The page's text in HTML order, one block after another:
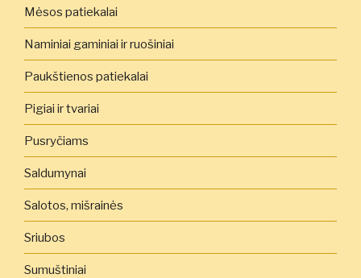
Mėsos patiekalai
Naminiai gaminiai ir ruošiniai
Paukštienos patiekalai
Pigiai ir tvariai
Pusryčiams
Saldumynai
Salotos, mišrainės
Sriubos
Sumuštiniai